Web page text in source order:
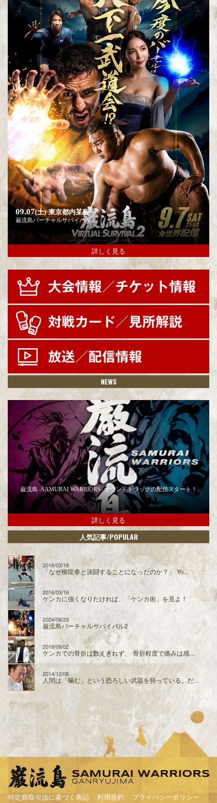
09.07(土)東京都内某所
巌流島バーチャルサバイバル2
詳しく見る
NEWS
巌流島 -SAMURAI WARRIORS- サウンドトラックの配信スタート！
詳しく見る
人気記事/POPULAR
2016/03/18
「なぜ柳龍拳と決闘することになったのか？」 Yo...
2016/03/16
ケンカに強くなりたければ、「ケンカ術」を見よ！
2024/08/23
巌流島バーチャルサバイバル2
2018/09/02
ケンカでの骨折は数えきれず、 骨折程度で痛みは感...
2014/12/08
人間は「噛む」という恐ろしい武器を持っている。だ...
特定商取引法に基づく表記 利用規約
プライバシーポリシー